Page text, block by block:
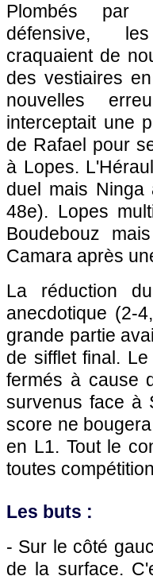
Plombés par
défensive,
craquaient de
des vestiaires
nouvelles
interceptait une
de Rafael pour
à Lopes.
duel mais
48e). Lopes
Boudebouz
Camara après
La réduction
anecdotique (2-
grande partie
de sifflet final.
fermés à cause
survenus face à
score ne
en L1. Tout le
toutes
Les buts :
- Sur le côté
de la surface.